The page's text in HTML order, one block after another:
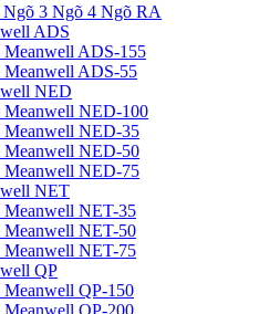
3 Ngõ 4 Ngõ RA
ADS
ADS-155
ADS-55
NED
Meanwell NED-100
Meanwell NED-35
Meanwell NED-50
Meanwell NED-75
NET
NET-35
NET-50
NET-75
QP
QP-150
QP-200